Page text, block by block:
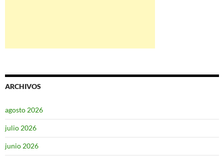
ARCHIVOS
agosto 2026
julio 2026
junio 2026